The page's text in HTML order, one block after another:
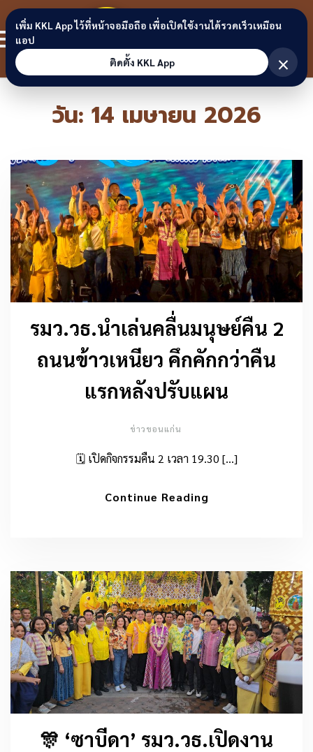
Skip to content
ขอนแก่น
ลิงก์
วัน: 14 เมษายน 2026
รมว.วธ.นำเล่นคลื่นมนุษย์คืน 2
ถนนข้าวเหนียว คึกคักกว่าคืน
แรกหลังปรับแผน
ข่าวขอนแก่น
🗓️ เปิดกิจกรรมคืน 2 เวลา 19.30 […]
Continue Reading
🎊 ‘ซาบีดา’ รมว.วธ.เปิดงาน
เพิ่ม KKL App ไว้ที่หน้าจอมือถือ เพื่อเปิดใช้งานได้รวดเร็วเหมือน
แอป
ติดตั้ง KKL App
×